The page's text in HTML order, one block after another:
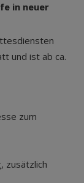
in neuer
und ist ab ca.
zum
zusätzlich